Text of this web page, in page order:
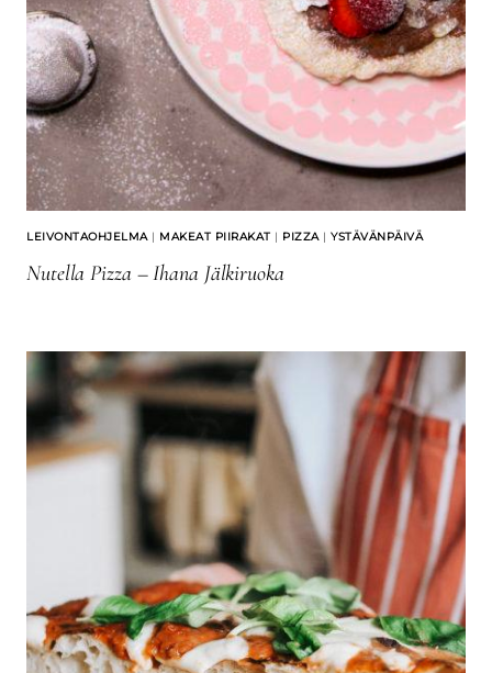
LEIVONTAOHJELMA| MAKEAT PIIRAKAT | PIZZA| YSTÄVÄNPÄIVÄ
Nutella Pizza – Ihana Jälkiruoka